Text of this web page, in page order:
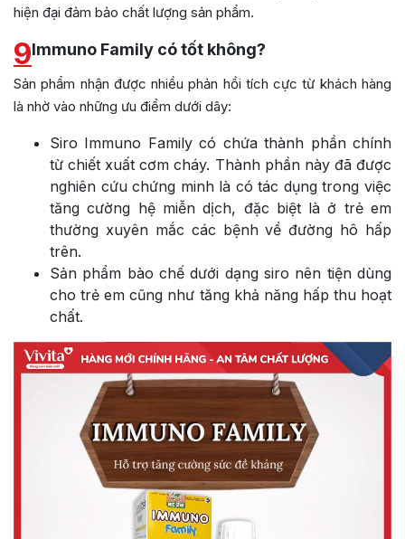
hiện đại đảm bảo chất lượng sản phẩm.
9Immuno Family có tốt không?
Sản phẩm nhận được nhiều phản hồi tích cực từ khách hàng
là nhờ vào những ưu điểm dưới dây:
Siro Immuno Family có chứa thành phần chính
từ chiết xuất cơm cháy. Thành phần này đã được
nghiên cứu chứng minh là có tác dụng trong việc
tăng cường hệ miễn dịch, đặc biệt là ở trẻ em
thường xuyên mắc các bệnh về đường hô hấp
trên.
Sản phẩm bào chế dưới dạng siro nên tiện dùng
cho trẻ em cũng như tăng khả năng hấp thu hoạt
chất.